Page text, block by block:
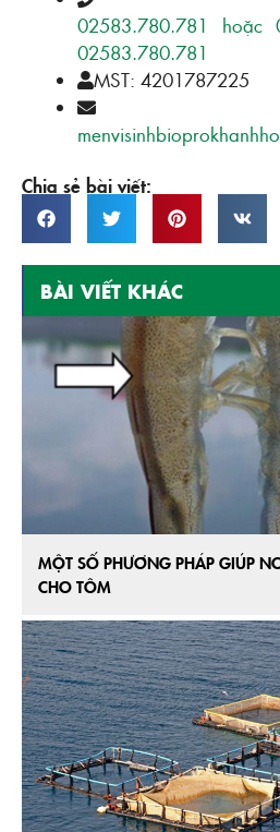
02583.780.781 hoặc
02583.780.781
MST: 4201787225
Chia sẻ bài viết:
BÀI VIẾT KHÁC
MỘT SỐ PHƯƠNG PHÁP GIÚP
CHO TÔM